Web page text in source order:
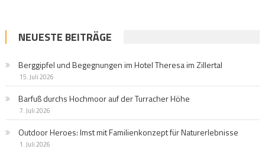
NEUESTE BEITRÄGE
Berggipfel und Begegnungen im Hotel Theresa im Zillertal
15. Juli 2026
Barfuß durchs Hochmoor auf der Turracher Höhe
7. Juli 2026
Outdoor Heroes: Imst mit Familienkonzept für Naturerlebnisse
1. Juli 2026